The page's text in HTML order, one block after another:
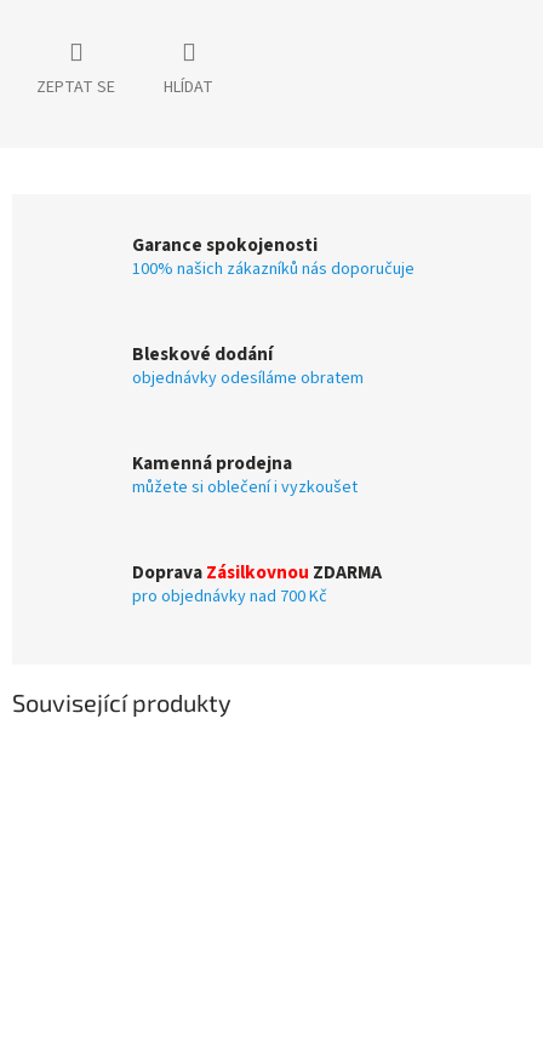
ZEPTAT SE HLÍDAT
Garance spokojenosti
100% našich zákazníků nás doporučuje
Bleskové dodání
objednávky odesíláme obratem
Kamenná prodejna
můžete si oblečení i vyzkoušet
DopravaZásilkovnou ZDARMA
pro objednávky nad 700 Kč
Související produkty